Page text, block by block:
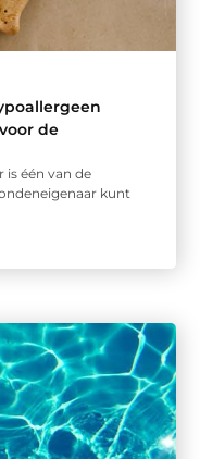
de
is één van de
kunt